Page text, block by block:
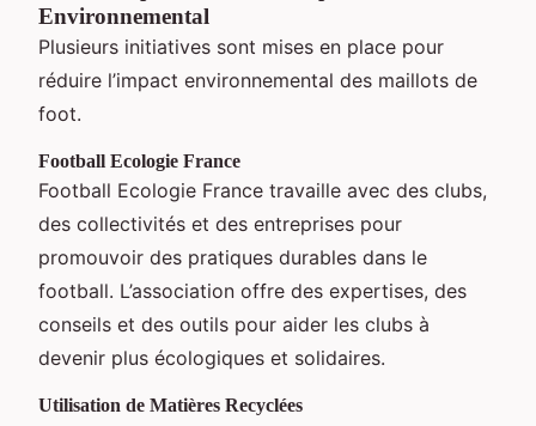
Environnemental
Plusieurs initiatives sont mises en place pour
réduire l’impact environnemental des maillots de
foot.
Football Ecologie France
Football Ecologie France travaille avec des clubs,
des collectivités et des entreprises pour
promouvoir des pratiques durables dans le
football. L’association offre des expertises, des
conseils et des outils pour aider les clubs à
devenir plus écologiques et solidaires.
Utilisation de Matières Recyclées